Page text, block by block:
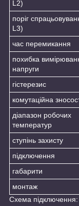
L2)
поріг
L3)
час перемикання
похибка
напруги
гістерезис
комутаційна
діапазон робочих
температур
ступінь захисту
підключення
габарити
монтаж
Схема підключення: